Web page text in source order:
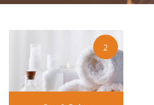
Adrenalinkickar
Mat & Dryck
Fest & Högtid
Sverige (Välj ort)
Stockholm
Göteborg
Malmö
2